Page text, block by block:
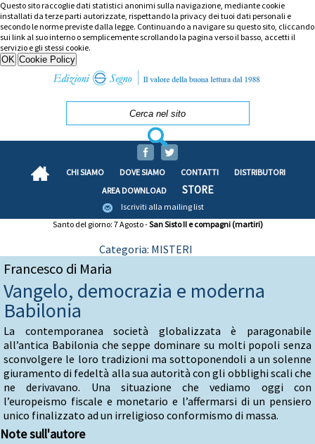
Questo sito raccoglie dati statistici anonimi sulla navigazione, mediante cookie
installati da terze parti autorizzate, rispettando la privacy dei tuoi dati personali e
secondo le norme previste dalla legge. Continuando a navigare su questo sito, cliccando
sui link al suo interno o semplicemente scrollando la pagina verso il basso, accetti il
servizio e gli stessi cookie.
CHI SIAMO DOVE SIAMO CONTATTI
DISTRIBUTORI
AREA DOWNLOAD
STORE
Iscriviti alla mailing list
Santo del giorno: 7 Agosto -San Sisto II e compagni (martiri)
Categoria: MISTERI
Francesco di Maria
Vangelo, democrazia e moderna
Babilonia
La contemporanea società globalizzata è paragonabile
all’antica Babilonia che seppe dominare su molti popoli senza
sconvolgere le loro tradizioni ma sottoponendoli a un solenne
giuramento di fedeltà alla sua autorità con gli obblighi scali che
ne derivavano. Una situazione che vediamo oggi con
l’europeismo fiscale e monetario e l’affermarsi di un pensiero
unico finalizzato ad un irreligioso conformismo di massa.
Note sull'autore